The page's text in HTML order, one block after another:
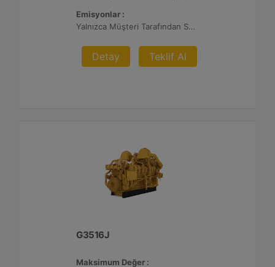
Emisyonlar :
Yalnızca Müşteri Tarafından Sağlanan Atık Arıtma ile İhracat, %0,5 O2 Ayar Noktası
Detay Teklif Al
G3516J
Maksimum Değer :